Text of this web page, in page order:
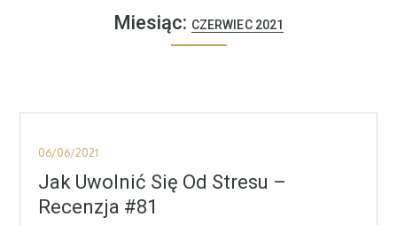
Miesiąc: CZERWIEC 2021
Posted
on
06/06/2021
Jak Uwolnić Się Od Stresu –
Recenzja #81